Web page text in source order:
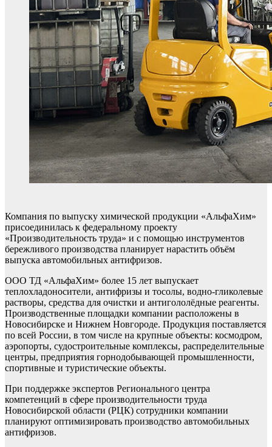
Компания по выпуску химической продукции «АльфаХим»
присоединилась к федеральному проекту
«Производительность труда» и с помощью инструментов
бережливого производства планирует нарастить объём
выпуска автомобильных антифризов.
ООО ТД «АльфаХим» более 15 лет выпускает
теплохладоносители, антифризы и тосолы, водно-гликолевые
растворы, средства для очистки и антигололёдные реагенты.
Производственные площадки компании расположены в
Новосибирске и Нижнем Новгороде. Продукция поставляется
по всей России, в том числе на крупные объекты: космодром,
аэропорты, судостроительные комплексы, распределительные
центры, предприятия горнодобывающей промышленности,
спортивные и туристические объекты.
При поддержке экспертов Регионального центра
компетенций в сфере производительности труда
Новосибирской области (РЦК) сотрудники компании
планируют оптимизировать производство автомобильных
антифризов.